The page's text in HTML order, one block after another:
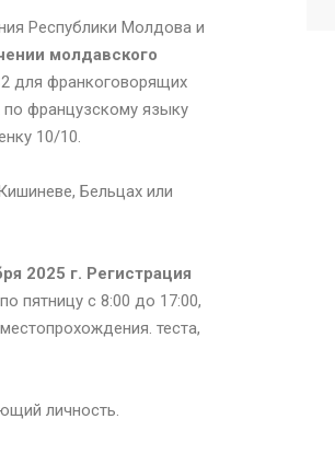
Республики Молдова и
молдавского
для франкоговорящих
французскому языку
10/10.
Бельцах или
2025 г. Регистрация
пятницу с 8:00 до 17:00,
теста,
личность.